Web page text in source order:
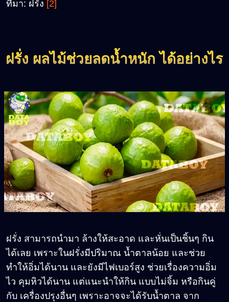
ที่มา: ฝรั่ง [2]
ฝรั่ง ผลไม้ช่วยลดน้ำหนัก ได้อย่างไร
ฝรั่ง สามารถนำมา ล้างให้สะอาด และหั่นเป็นชิ้นๆ กิน
ได้เลย เพราะในฝรั่งมีปริมาณ น้ำตาลน้อย และช่วย
ทำให้อิ่มได้นาน และยังมีไฟเบอร์สูง ช่วยเรื่องความอิ่ม
ไว คุมหิวได้นาน แต่แนะนำให้กิน แบบไม่จิ้ม หรือกินคู่
กับ เครื่องปรุงอื่นๆ เพราะอาจจะได้รับน้ำตาล จาก